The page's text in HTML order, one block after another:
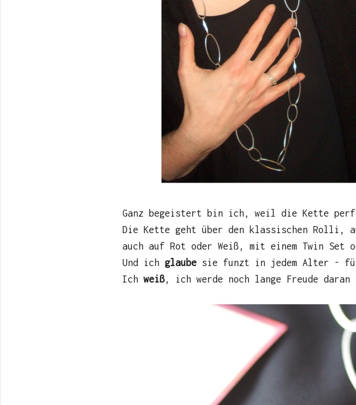
Ganz begeistert bin ich, weil die Kette
Die Kette geht über den klassischen Rolli,
auch auf Rot oder Weiß, mit einem Twin
Und ich glaube sie funzt in jedem Alter -
Ichweiß, ich werde noch lange Freude daran